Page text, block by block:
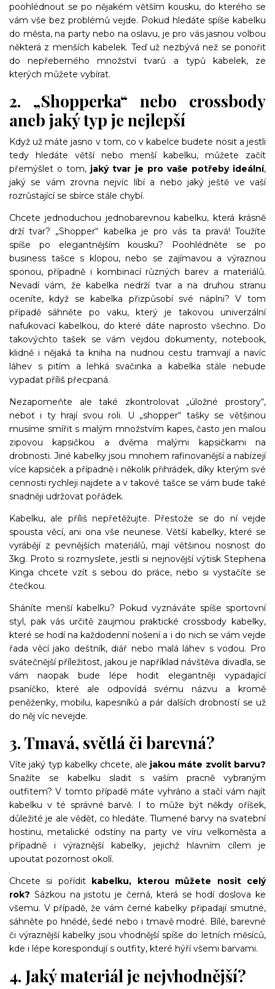
poohlédnout se po nějakém větším kousku, do kterého se
vám vše bez problémů vejde. Pokud hledáte spíše kabelku
do města, na party nebo na oslavu, je pro vás jasnou volbou
některá z menších kabelek. Teď už nezbývá než se ponořit
do nepřeberného množství tvarů a typů kabelek, ze
kterých můžete vybírat.
2. „Shopperka“ nebo crossbody
aneb jaký typ je nejlepší
Když už máte jasno v tom, co v kabelce budete nosit a jestli
tedy hledáte větší nebo menší kabelku, můžete začít
přemýšlet o tom, jaký tvar je pro vaše potřeby ideální,
jaký se vám zrovna nejvíc líbí a nebo jaký ještě ve vaší
rozrůstající se sbírce stále chybí.
Chcete jednoduchou jednobarevnou kabelku, která krásně
drží tvar? „Shopper“ kabelka je pro vás ta pravá! Toužíte
spíše po elegantnějším kousku? Poohlédněte se po
business tašce s klopou, nebo se zajímavou a výraznou
sponou, případně i kombinací různých barev a materiálů.
Nevadí vám, že kabelka nedrží tvar a na druhou stranu
oceníte, když se kabelka přizpůsobí své náplni? V tom
případě sáhněte po vaku, který je takovou univerzální
nafukovací kabelkou, do které dáte naprosto všechno. Do
takovýchto tašek se vám vejdou dokumenty, notebook,
klidně i nějaká ta kniha na nudnou cestu tramvají a navíc
láhev s pitím a lehká svačinka a kabelka stále nebude
vypadat příliš přecpaná.
Nezapomeňte ale také zkontrolovat „úložné prostory“,
neboť i ty hrají svou roli. U „shopper“ tašky se většinou
musíme smířit s malým množstvím kapes, často jen malou
zipovou kapsičkou a dvěma malými kapsičkami na
drobnosti. Jiné kabelky jsou mnohem rafinovanější a nabízejí
více kapsiček a případně i několik přihrádek, díky kterým své
cennosti rychleji najdete a v takové tašce se vám bude také
snadněji udržovat pořádek.
Kabelku, ale příliš nepřetěžujte. Přestože se do ní vejde
spousta věcí, ani ona vše neunese. Větší kabelky, které se
vyrábějí z pevnějších materiálů, mají většinou nosnost do
3kg. Proto si rozmyslete, jestli si nejnovější výtisk Stephena
Kinga chcete vzít s sebou do práce, nebo si vystačíte se
čtečkou.
Sháníte menší kabelku? Pokud vyznáváte spíše sportovní
styl, pak vás určitě zaujmou praktické crossbody kabelky,
které se hodí na každodenní nošení a i do nich se vám vejde
řada věcí jako deštník, diář nebo malá láhev s vodou. Pro
svátečnější příležitost, jakou je například návštěva divadla, se
vám naopak bude lépe hodit elegantněji vypadající
psaníčko, které ale odpovídá svému názvu a kromě
peněženky, mobilu, kapesníků a pár dalších drobností se už
do něj víc nevejde.
3. Tmavá, světlá či barevná?
Víte jaký typ kabelky chcete, ale jakou máte zvolit barvu?
Snažíte se kabelku sladit s vaším pracně vybraným
outfitem? V tomto případě máte vyhráno a stačí vám najít
kabelku v té správné barvě. I to může být někdy oříšek,
důležité je ale vědět, co hledáte. Tlumené barvy na svatební
hostinu, metalické odstíny na party ve víru velkoměsta a
případně i výraznější kabelky, jejichž hlavním cílem je
upoutat pozornost okolí.
Chcete si pořídit kabelku, kterou můžete nosit celý
rok? Sázkou na jistotu je černá, která se hodí doslova ke
všemu. V případě, že vám černé kabelky připadají smutné,
sáhněte po hnědé, šedé nebo i tmavě modré. Bílé, barevné
či výraznější kabelky jsou vhodnější spíše do letních měsíců,
kde i lépe korespondují s outfity, které hýří všemi barvami.
4. Jaký materiál je nejvhodnější?